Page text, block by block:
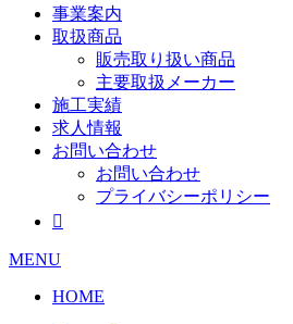
事業案内
取扱商品
販売取り扱い商品
主要取扱メーカー
施工実績
求人情報
お問い合わせ
お問い合わせ
プライバシーポリシー

MENU
HOME